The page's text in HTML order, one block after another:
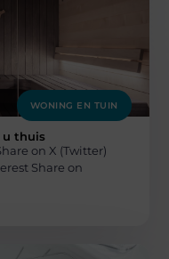
WONING EN TUIN
u thuis
on X (Twitter)
Share on